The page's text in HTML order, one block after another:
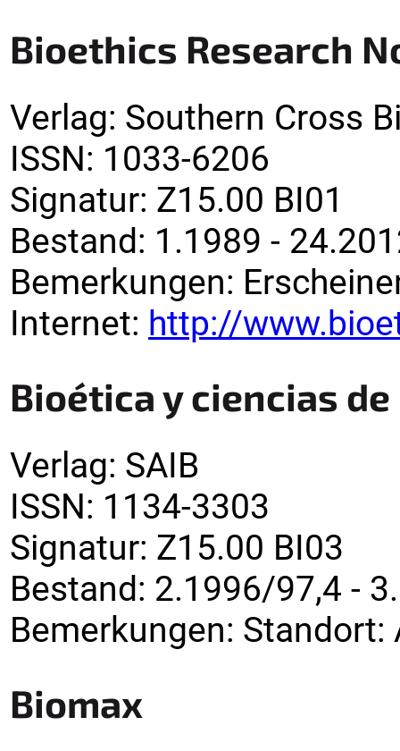
Bioethics Research
Verlag: Southern Cross
ISSN: 1033-6206
Signatur: Z15.00 BI01
Bestand: 1.1989 -
Bemerkungen:
Internet: http://
Bioética y ciencias
Verlag: SAIB
ISSN: 1134-3303
Signatur: Z15.00 BI03
Bestand: 2.1996/97,4 -
Bemerkungen: Standort:
Biomax